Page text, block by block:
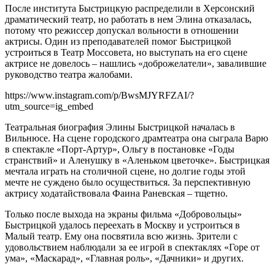
После института Быстрицкую распределили в Херсонский
драматический театр, но работать в нем Элина отказалась,
потому что режиссер допускал вольности в отношении
актрисы. Один из преподавателей помог Быстрицкой
устроиться в Театр Моссовета, но выступать на его сцене
актрисе не довелось – нашлись «доброжелатели», завалившие
руководство театра жалобами.
https://www.instagram.com/p/BwsMJYRFZAI/?
utm_source=ig_embed
Театральная биография Элины Быстрицкой началась в
Вильнюсе. На сцене городского драмтеатра она сыграла Варю
в спектакле «Порт-Артур», Ольгу в постановке «Годы
странствий» и Аленушку в «Аленьком цветочке». Быстрицкая
мечтала играть на столичной сцене, но долгие годы этой
мечте не суждено было осуществиться. За перспективную
актрису ходатайствовала Фаина Раневская – тщетно.
Только после выхода на экраны фильма «Добровольцы»
Быстрицкой удалось переехать в Москву и устроиться в
Малый театр. Ему она посвятила всю жизнь. Зрители с
удовольствием наблюдали за ее игрой в спектаклях «Горе от
ума», «Маскарад», «Главная роль», «Дачники» и других.